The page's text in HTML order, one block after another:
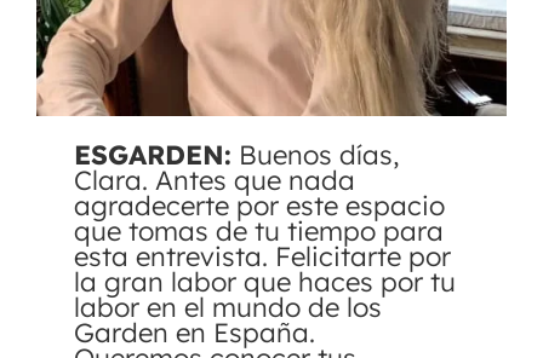
ESGARDEN: Buenos días,
Clara. Antes que nada
agradecerte por este espacio
que tomas de tu tiempo para
esta entrevista. Felicitarte por
la gran labor que haces por tu
labor en el mundo de los
Garden en España.